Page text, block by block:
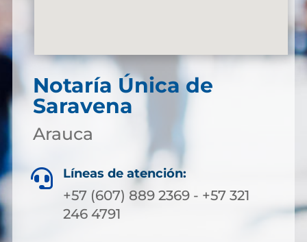
Notaría Única de
Saravena
Arauca
 Líneas de atención:
+57 (607) 889 2369 - +57 321
246 4791